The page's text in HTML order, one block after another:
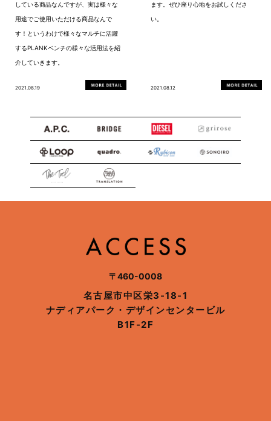
している商品なんですが、実は様々な
用途でご使用いただける商品なんで
す！というわけで様々なマルチに活躍
するPLANKベンチの様々な活用法を紹
介していきます。
2021.08.19
ます。ぜひ座り心地をお試しくださ
い。
2021.08.12
〒460-0008
名古屋市中区栄3-18-1
ナディアパーク・デザインセンタービル
B1F-2F